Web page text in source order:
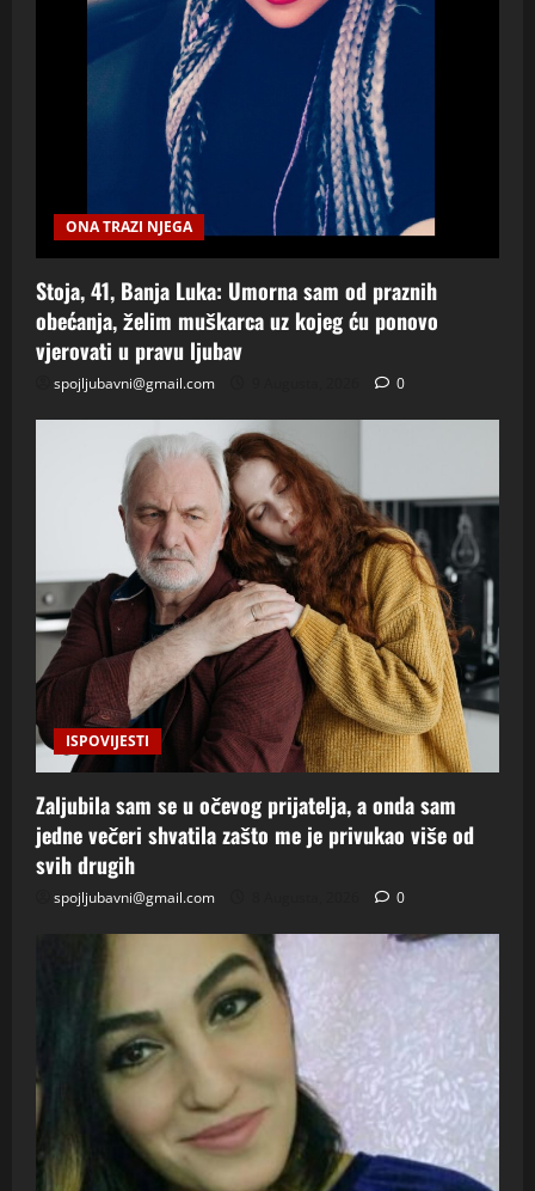
ONA TRAZI NJEGA
Stoja, 41, Banja Luka: Umorna sam od praznih
obećanja, želim muškarca uz kojeg ću ponovo
vjerovati u pravu ljubav
spojljubavni@gmail.com 0
ISPOVIJESTI
Zaljubila sam se u očevog prijatelja, a onda sam
jedne večeri shvatila zašto me je privukao više od
svih drugih
spojljubavni@gmail.com 0